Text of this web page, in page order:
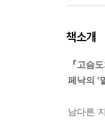
책소개
『고슴
페낙의 ‘
남다른